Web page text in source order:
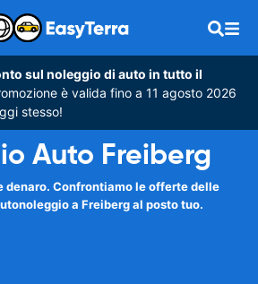
sul noleggio di auto in tutto il
è valida fino a 11 agosto 2026
stesso!
Auto Freiberg
denaro. Confrontiamo le offerte delle
a Freiberg al posto tuo.